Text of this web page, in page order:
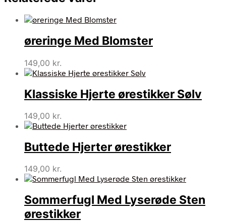
øreringe Med Blomster
149,00 kr.
Klassiske Hjerte ørestikker Sølv
149,00 kr.
Buttede Hjerter ørestikker
149,00 kr.
Sommerfugl Med Lyserøde Sten
ørestikker